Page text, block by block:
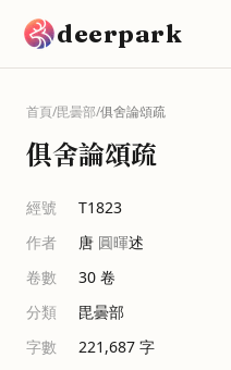
deerpark
首頁/毘曇部/俱舍論頌疏
俱舍論頌疏
經號
T1823
作者
唐 圓暉述
卷數
30 卷
分類
毘曇部
字數
221,687 字